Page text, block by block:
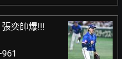
奕帥爆!!!